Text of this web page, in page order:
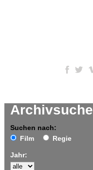
Archivsuche
Suchen nach:
Film
Regie
Jahr: